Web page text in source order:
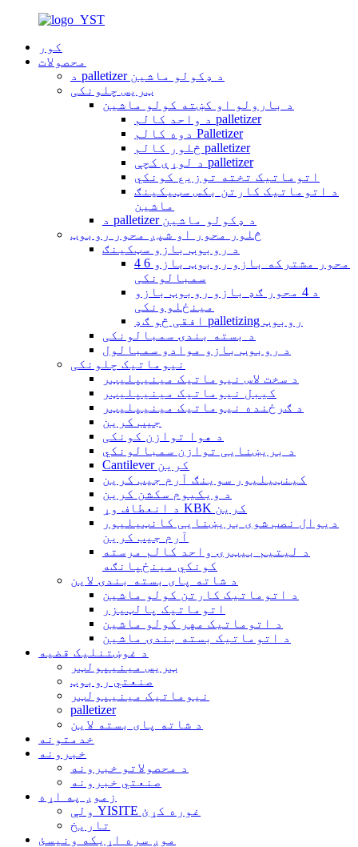
کور
محصولات
د palletizer د ډکولو ماشین
ټریس چلونکی
د بارولو او کښته کولو ماشین
د واحد کالم palletizer
دوه کالم Palletizer
څلور کالم palletizer
د لوړې کچې palletizer
اتوماتیک تخته توزیع کونکي
د اتوماتیک کارتن بکس سټیکینګ
ماشین
د palletizer د ډکولو ماشین
څلور محور او شپږ محور روبوټ
د روبوټ بازو سټکینګ
4 6 محور مشترکه بازو روبوټ بازو
سمبالونکی
د 4 محور ګډ بازو روبوټ بازو
مینځلوونکی
افقی څو ګډ palletizing روبوټ
د بسته بندۍ سمبالونکی
د روبوټ بازو موادو سمبالول
نیوماتیک چلونکی
د سخت لاس نیوماتیک مینیپلیټر
کیبل نیوماتیک مینیپلیټر
د ګرځنده نیوماتیک مینیپلیټر
جیب کرین
د هوا توازن کونکی
د بریښنایی توازن سمبالونکي
Cantilever کرین
کینټیلیور سوینګ آرم جیب کرین
د ویکیوم سکشن کرین
د انعطاف وړ KBK کرین
دیوال نصب شوی بریښنایی کانټیلیور
آرم جیب کرین
د لیتیم بیټرۍ واحد کالم مرسته
کونکي مینځپانګه
د شاته پای بسته بندۍ لاین
د اتوماتیک کارتن کولو ماشین
اتوماتیک پالټیزر
د اتوماتیک مهر کولو ماشین
د اتوماتیک بسته بندۍ ماشین
د غوښتنلیک قضیه
ټریس مینیپولټر
صنعتي روبوټ
نیوماتیک مینیپولټر
palletizer
د شاته پای بسته لاین
خدمتونه
خبرونه
د محصولاتو خبرونه
صنعتي خبرونه
زموږ په اړه
ولې YISITE غوره کړئ
تاریخ
موږ سره اړیکه ونیسئ